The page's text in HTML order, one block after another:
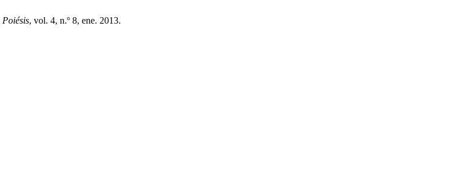
Poiésis, vol. 4, n.º 8, ene. 2013.